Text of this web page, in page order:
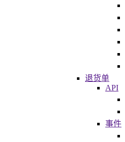
退货单
API
事件